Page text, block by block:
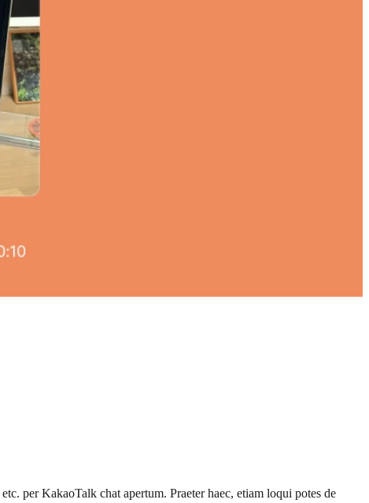
per KakaoTalk chat apertum. Praeter haec, etiam loqui potes de